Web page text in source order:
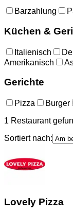
Barzahlung
Küchen &
Italienisch
Amerikanisch
Gerichte
Pizza Burger
1 Restaurant
Sortiert nach:
Lovely Pizza